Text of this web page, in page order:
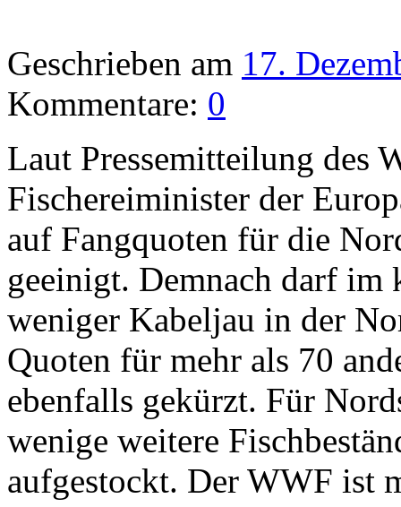
Geschrieben am 17.
Kommentare: 0
Laut Pressemitteilung des
Fischereiminister der
auf Fangquoten für die
geeinigt. Demnach darf im
weniger Kabeljau in der
Quoten für mehr als 70
ebenfalls gekürzt. Für
wenige weitere
aufgestockt. Der WWF ist